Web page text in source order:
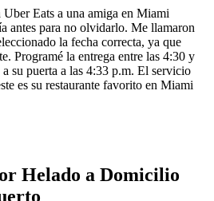
Eats a una amiga en Miami
antes para no olvidarlo. Me llamaron
la fecha correcta, ya que
Programé la entrega entre las 4:30 y
su puerta a las 4:33 p.m. El servicio
es su restaurante favorito en Miami
Helado a Domicilio